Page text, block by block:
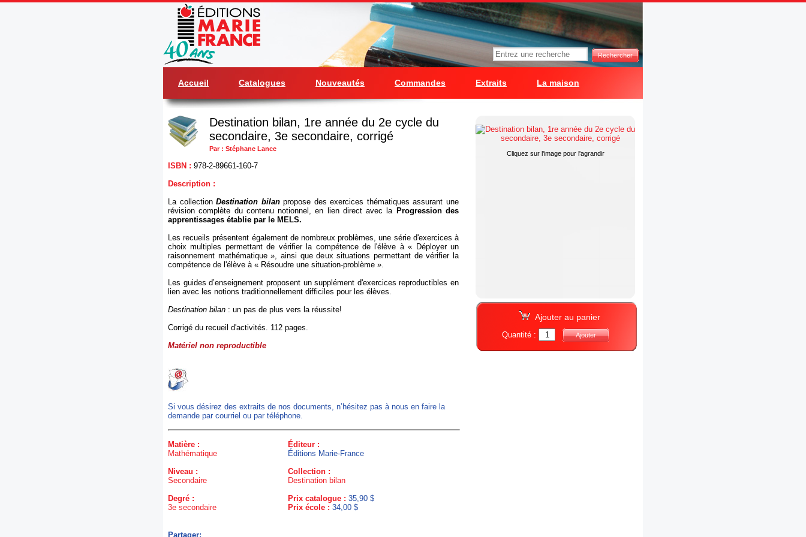
Rechercher
Accueil Catalogues Nouveautés Commandes Extraits La maison
Destination bilan, 1re année du 2e cycle du
secondaire, 3e secondaire, corrigé
Par : Stéphane Lance
ISBN : 978-2-89661-160-7
Description :
La collectionDestination bilanpropose des exercices thématiques assurant une
révision complète du contenu notionnel, en lien direct avec la Progression des
apprentissages établie par le MELS.
Les recueils présentent également de nombreux problèmes, une série d'exercices à
choix multiples permettant de vérifier la compétence de l'élève à « Déployer un
raisonnement mathématique », ainsi que deux situations permettant de vérifier la
compétence de l'élève à « Résoudre une situation-problème ».
Les guides d’enseignement proposent un supplément d'exercices reproductibles en
lien avec les notions traditionnellement difficiles pour les élèves.
Destination bilan : un pas de plus vers la réussite!
Corrigé du recueil d'activités. 112 pages.
Matériel non reproductible
Si vous désirez des extraits de nos documents, n’hésitez pas à nous en faire la
demande par courriel ou par téléphone.
Matière :
Mathématique
Niveau :
Secondaire
Degré :
3e secondaire
Éditeur :
Éditions Marie-France
Collection :
Destination bilan
Prix catalogue : 35,90 $
Prix école : 34,00 $
Cliquez sur l'image pour l'agrandir
Ajouter au panier
Quantité : Ajouter
Partager: